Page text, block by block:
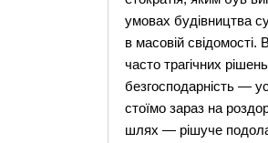
умовах будівництва
в масовій
часто трагічних
безгосподарність —
стоїмо зараз на
шлях — рішуче